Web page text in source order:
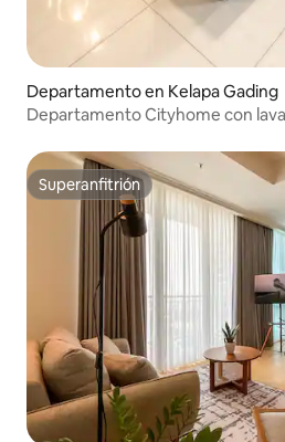
Departamento en Kelapa Gading
Departamento Cityhome con
Superanfitrión
Superanfitrión